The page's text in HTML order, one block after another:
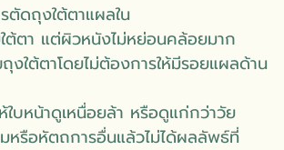
ตัดถุงใต้ตาแผลใน
ต้ตา แต่ผิวหนังไม่หย่อนคล้อยมาก
งใต้ตาโดยไม่ต้องการให้มีรอยแผลด้าน
ใบหน้าดูเหนื่อยล้า หรือดูแก่กว่าวัย
หรือหัตถการอื่นแล้วไม่ได้ผลลัพธ์ที่